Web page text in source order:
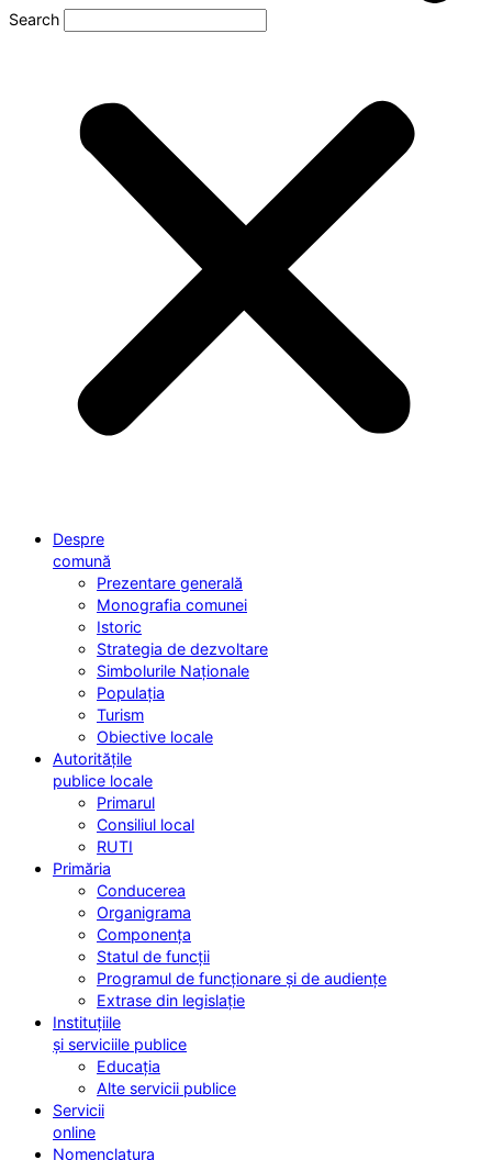
Search
Despre
comună
Prezentare generală
Monografia comunei
Istoric
Strategia de dezvoltare
Simbolurile Naționale
Populația
Turism
Obiective locale
Autoritățile
publice locale
Primarul
Consiliul local
RUTI
Primăria
Conducerea
Organigrama
Componența
Statul de funcții
Programul de funcționare și de audiențe
Extrase din legislație
Instituțiile
și serviciile publice
Educația
Alte servicii publice
Servicii
online
Nomenclatura